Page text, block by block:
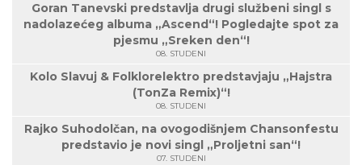
Goran Tanevski predstavlja drugi službeni singl s
nadolazećeg albuma „Ascend“! Pogledajte spot za
pjesmu „Sreken den“!
08. STUDENI
Kolo Slavuj & Folklorelektro predstavjaju „Hajstra
(TonZa Remix)“!
08. STUDENI
Rajko Suhodolčan, na ovogodišnjem Chansonfestu
predstavio je novi singl „Proljetni san“!
07. STUDENI